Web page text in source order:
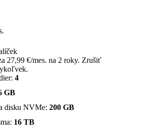
27,99 €/mes. na 2 roky. Zrušiť
4
GB
disku NVMe: 200 GB
16 TB